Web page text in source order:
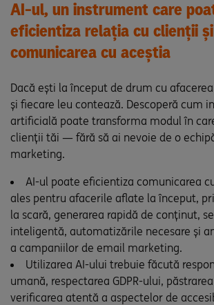
AI-ul, un instrument care
eficientiza relația cu clienții și
comunicarea cu aceștia
Dacă ești la început de drum cu
și fiecare leu contează. Descoperă cum
artificială poate transforma modul în
clienții tăi — fără să ai nevoie de o
marketing.
AI-ul poate eficientiza comunicarea
ales pentru afacerile aflate la început,
la scară, generarea rapidă de conținut,
inteligentă, automatizările necesare și
a campaniilor de email marketing.
Utilizarea AI-ului trebuie făcută
umană, respectarea GDPR-ului,
verificarea atentă a aspectelor de